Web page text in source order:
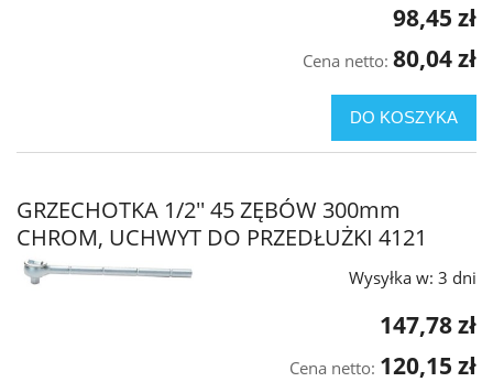
98,45 zł
Cena netto: 80,04 zł
DO KOSZYKA
GRZECHOTKA 1/2'' 45 ZĘBÓW 300mm
CHROM, UCHWYT DO PRZEDŁUŻKI 4121
Wysyłka w: 3 dni
147,78 zł
Cena netto: 120,15 zł